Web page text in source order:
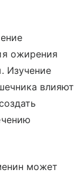
ожирения
Изучение
влияют
может